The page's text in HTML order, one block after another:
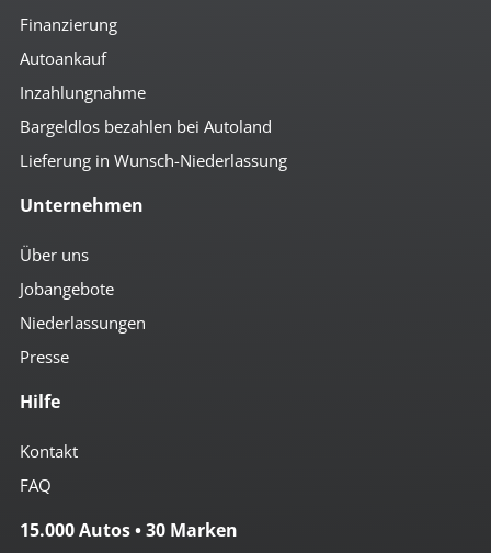
Finanzierung
Autoankauf
Inzahlungnahme
Bargeldlos bezahlen bei Autoland
Lieferung in Wunsch-Niederlassung
Unternehmen
Über uns
Jobangebote
Niederlassungen
Presse
Hilfe
Kontakt
FAQ
15.000 Autos • 30 Marken